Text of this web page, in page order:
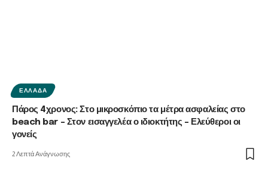
ΕΛΛΆΔΑ
Πάρος 4χρονος: Στο μικροσκόπιο τα μέτρα ασφαλείας στο
beach bar – Στον εισαγγελέα ο ιδιοκτήτης – Ελεύθεροι οι
γονείς
2 Λεπτά Ανάγνωσης